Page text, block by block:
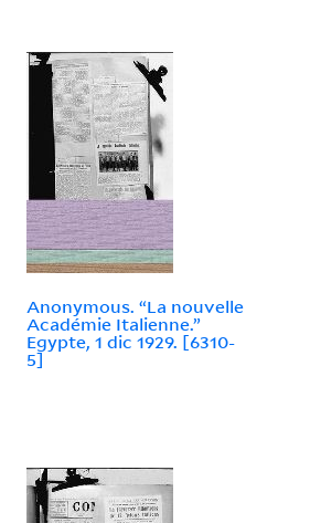
Anonymous. “La nouvelle
Académie Italienne.”
Egypte, 1 dic 1929. [6310-
5]